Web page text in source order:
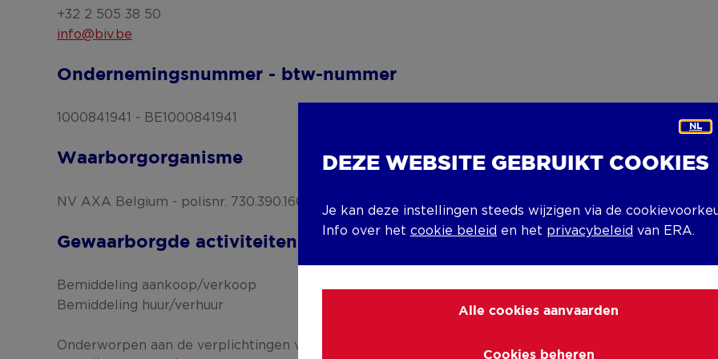
+32 2 505 38 50
info@biv.be
Ondernemingsnummer - btw-nummer
1000841941 - BE1000841941
Waarborgorganisme
NV AXA Belgium - polisnr. 730.390.160
Gewaarborgde activiteiten
Bemiddeling aankoop/verkoop
Bemiddeling huur/verhuur
Onderworpen aan de verplichtingen van de vastgoedmakelaar
NL
DEZE WEBSITE GEBRUIKT COOKIES
Je kan deze instellingen steeds wijzigen via de
Info over het cookie beleid en het privacybeleid van ERA.
Alle cookies aanvaarden
Cookies beheren